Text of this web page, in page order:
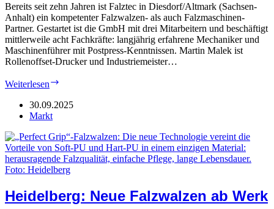
Bereits seit zehn Jahren ist Falztec in Diesdorf/Altmark (Sachsen-
Anhalt) ein kompetenter Falzwalzen- als auch Falzmaschinen-
Partner. Gestartet ist die GmbH mit drei Mitarbeitern und beschäftigt
mittlerweile acht Fachkräfte: langjährig erfahrene Mechaniker und
Maschinenführer mit Postpress-Kenntnissen. Martin Malek ist
Rollenoffset-Drucker und Industriemeister…
Weiterlesen
sind
30.09.2025
Markt
Heidelberg: Neue Falzwalzen ab Werk